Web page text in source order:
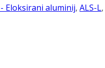
Eloksirani aluminij, ALS-L,